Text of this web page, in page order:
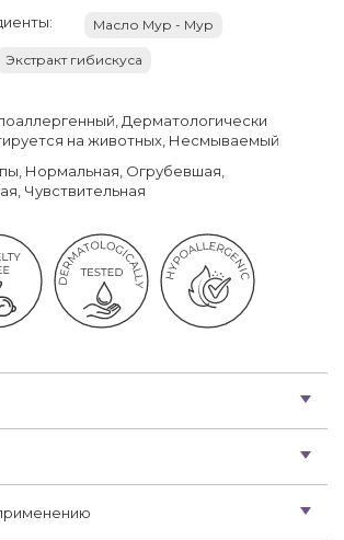
Масло Мур - Мур
Экстракт гибискуса
Дерматологически
на животных, Несмываемый
Нормальная, Огрубевшая,
Чувствительная